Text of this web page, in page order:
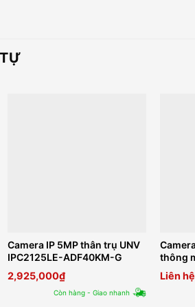
Camera IP 5MP thân trụ UNV
IPC2125LE-ADF40KM-G
2,925,000₫
Còn hàng - Giao nhanh
thông
KX-
Liên hệ